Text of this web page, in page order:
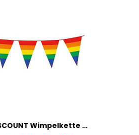
PARTY DISCOUNT Wimpelkette Rainbow, 8 m, 14 Wimpel, 45x30 cm